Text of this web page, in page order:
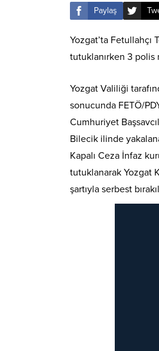
Paylaş
Yozgat’ta Fetullahçı
tutuklanırken 3 polis
Yozgat Valiliği
sonucunda FETÖ/
Cumhuriyet
Bilecik ilinde
Kapalı Ceza İnfaz
tutuklanarak Yozgat
şartıyla serbest